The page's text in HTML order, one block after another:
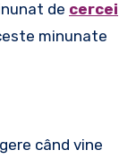
de cercei
minunate
când vine